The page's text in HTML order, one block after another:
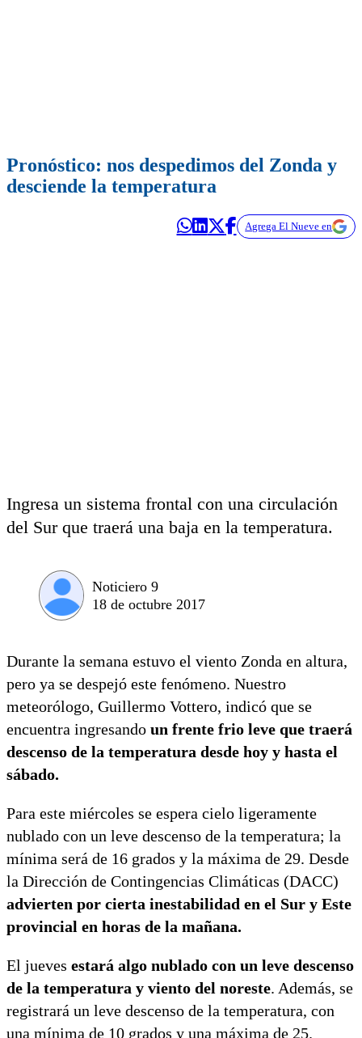
Pronóstico: nos despedimos del Zonda y
desciende la temperatura
Agrega El Nueve en
Ingresa un sistema frontal con una circulación
del Sur que traerá una baja en la temperatura.
Noticiero 9
18 de octubre 2017
Durante la semana estuvo el viento Zonda en altura,
pero ya se despejó este fenómeno. Nuestro
meteorólogo, Guillermo Vottero, indicó que se
encuentra ingresando un frente frio leve que traerá
descenso de la temperatura desde hoy y hasta el
sábado.
Para este miércoles se espera cielo ligeramente
nublado con un leve descenso de la temperatura; la
mínima será de 16 grados y la máxima de 29. Desde
la Dirección de Contingencias Climáticas (DACC)
advierten por cierta inestabilidad en el Sur y Este
provincial en horas de la mañana.
El jueves estará algo nublado con un leve descenso
de la temperatura y viento del noreste. Además, se
registrará un leve descenso de la temperatura, con
una mínima de 10 grados y una máxima de 25.